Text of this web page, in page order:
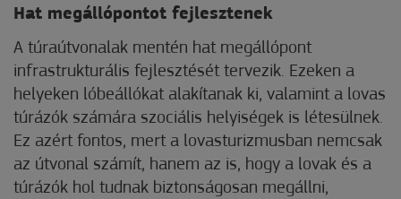
Hat megállópontot fejlesztenek
A túraútvonalak mentén hat megállópont
infrastrukturális fejlesztését tervezik. Ezeken a
helyeken lóbeállókat alakítanak ki, valamint a lovas
túrázók számára szociális helyiségek is létesülnek.
Ez azért fontos, mert a lovasturizmusban nemcsak
az útvonal számít, hanem az is, hogy a lovak és a
túrázók hol tudnak biztonságosan megállni,